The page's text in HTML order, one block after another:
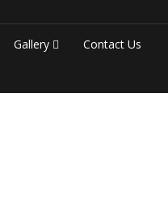
Gallery Contact Us